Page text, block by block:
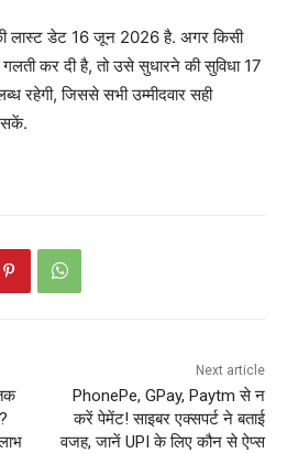
लास्ट डेट 16 जून 2026 है. अगर किसी
कर दी है, तो उसे सुधारने की सुविधा 17
जिससे सभी उम्मीदवार सही
सकें.
Next article
PhonePe, GPay, Paytm से न
करें पेमेंट! साइबर एक्सपर्ट ने बताई
वजह, जानें UPI के लिए कौन से ऐप्स